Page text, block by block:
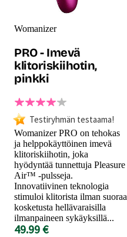
Womanizer
PRO - Imevä
klitoriskiihotin,
pinkki
Testiryhmän testaama!
Womanizer PRO on tehokas
ja helppokäyttöinen imevä
klitoriskiihotin, joka
hyödyntää tunnettuja Pleasure
Air™ -pulsseja.
Innovatiivinen teknologia
stimuloi klitorista ilman suoraa
kosketusta hellävaraisilla
ilmanpaineen sykäyksillä...
49.99 €